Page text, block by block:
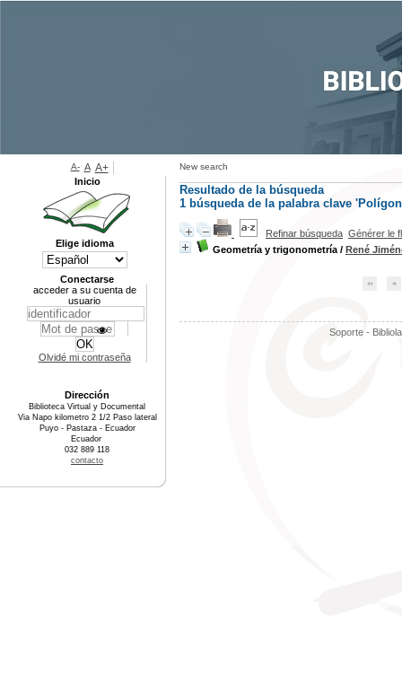
New search
Resultado de la búsqueda
1 búsqueda de la palabra clave
Refinar búsqueda Générer le
Geometría y trigonometría / René
Soporte -
A- A A+
Inicio
Elige idioma
Conectarse
acceder a su cuenta de
usuario
Olvidé mi contraseña
Dirección
Biblioteca Virtual y Documental
Via Napo kilometro 2 1/2 Paso lateral
Puyo - Pastaza - Ecuador
Ecuador
032 889 118
contacto